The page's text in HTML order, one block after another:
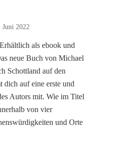
Juni 2022
als ebook und
neue Buch von Michael
Schottland auf den
dich auf eine erste und
Autors mit. Wie im Titel
von vier
und Orte